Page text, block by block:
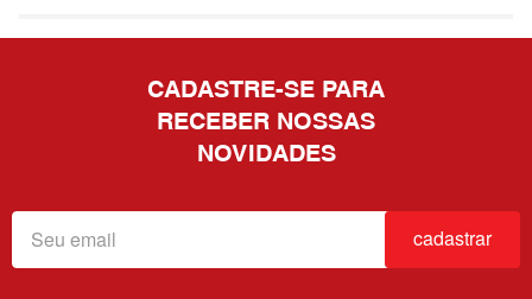
CADASTRE-SE PARA
RECEBER NOSSAS
NOVIDADES
cadastrar